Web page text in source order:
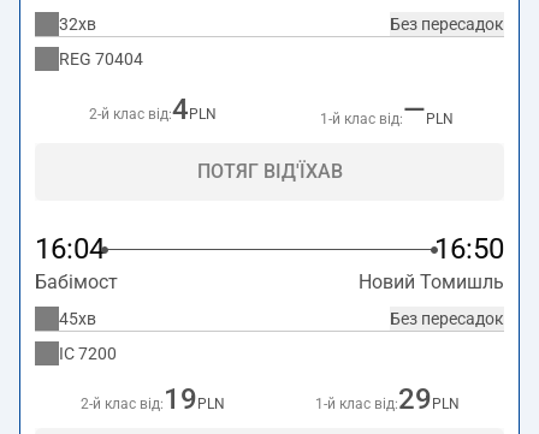
Без пересадок
32хв
REG 70404
2-й клас від:4 PLN 1-й клас від:— PLN
ПОТЯГ ВІД'ЇХАВ
16:04 16:50
Бабімост Новий Томишль
Без пересадок
45хв
IC7200
2-й клас від: 19 PLN 1-й клас від:29 PLN